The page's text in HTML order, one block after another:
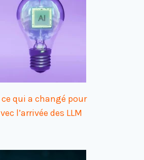
ce qui a changé pour
l’arrivée des LLM